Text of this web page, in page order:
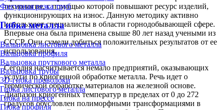
Фигурная резка труб
Гибка металла
Вальцовка листового металла
Вальцовка профиля
Вальцовка пруткового металла
Вальцовка трубы
3D-гибка проволоки
Гибка листового металла
Гибка на прессе
Гибка профиля
технология, с помощью которой повышают ресурс изделий,
функционирующих на износ. Данную методику активно
используют специалисты в области горнодобывающей сфере.
Впервые она была применена свыше 80 лет назад учеными из
СССР. Они сумели добиться положительных результатов от ее
использования.
Сегодня насчитывается немало предприятий, оказывающих
услуги по криогенной обработке металла. Речь идет о
термической обработке материалов на железной основе.
Диапазон криогенных температур в пределах от 0 до 272
градусов обусловлен полиморфными трансформациями в